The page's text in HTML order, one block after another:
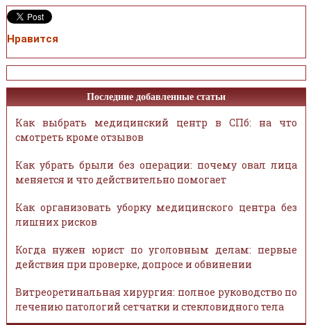
Нравится
Последние добавленные статьи
Как выбрать медицинский центр в СПб: на что
смотреть кроме отзывов
Как убрать брыли без операции: почему овал лица
меняется и что действительно помогает
Как организовать уборку медицинского центра без
лишних рисков
Когда нужен юрист по уголовным делам: первые
действия при проверке, допросе и обвинении
Витреоретинальная хирургия: полное руководство по
лечению патологий сетчатки и стекловидного тела